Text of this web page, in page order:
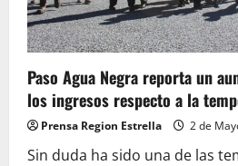
Paso Agua Negra reporta un
los ingresos respecto a la
Prensa Region Estrella 2 de
Sin duda ha sido una de las